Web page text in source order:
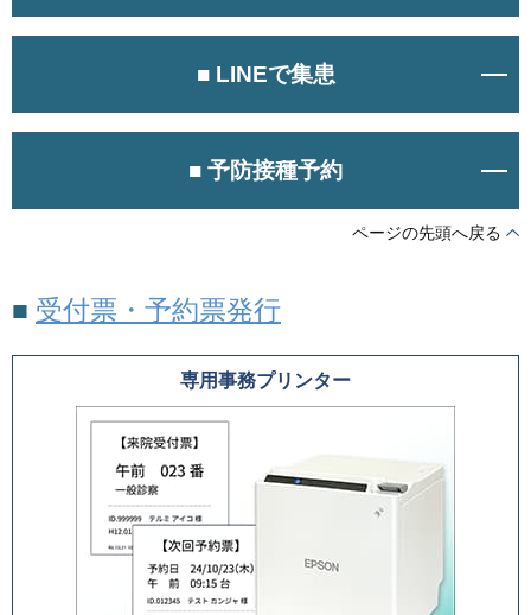
■ LINEで集患
■ 予防接種予約
ページの先頭へ戻る
■ 受付票・予約票発行
専用事務プリンター